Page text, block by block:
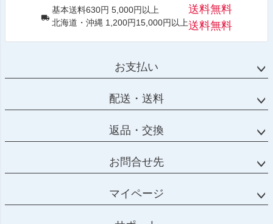
基本送料630円 5,000円以上
北海道・沖縄 1,200円15,000円以上
送料無料
送料無料
お支払い
配送・送料
返品・交換
お問合せ先
マイページ